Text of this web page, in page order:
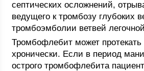
септических осложнений,
ведущего к тромбозу глубоких
тромбоэмболии ветвей
Тромбофлебит может протекать
хронически. Если в период
острого тромбофлебита